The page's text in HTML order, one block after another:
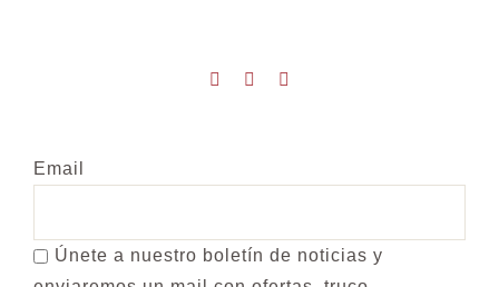
Email
Únete a nuestro boletín de noticias y